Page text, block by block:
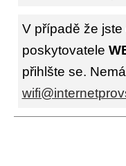
V případě že
poskytovatele
přihlšte se.